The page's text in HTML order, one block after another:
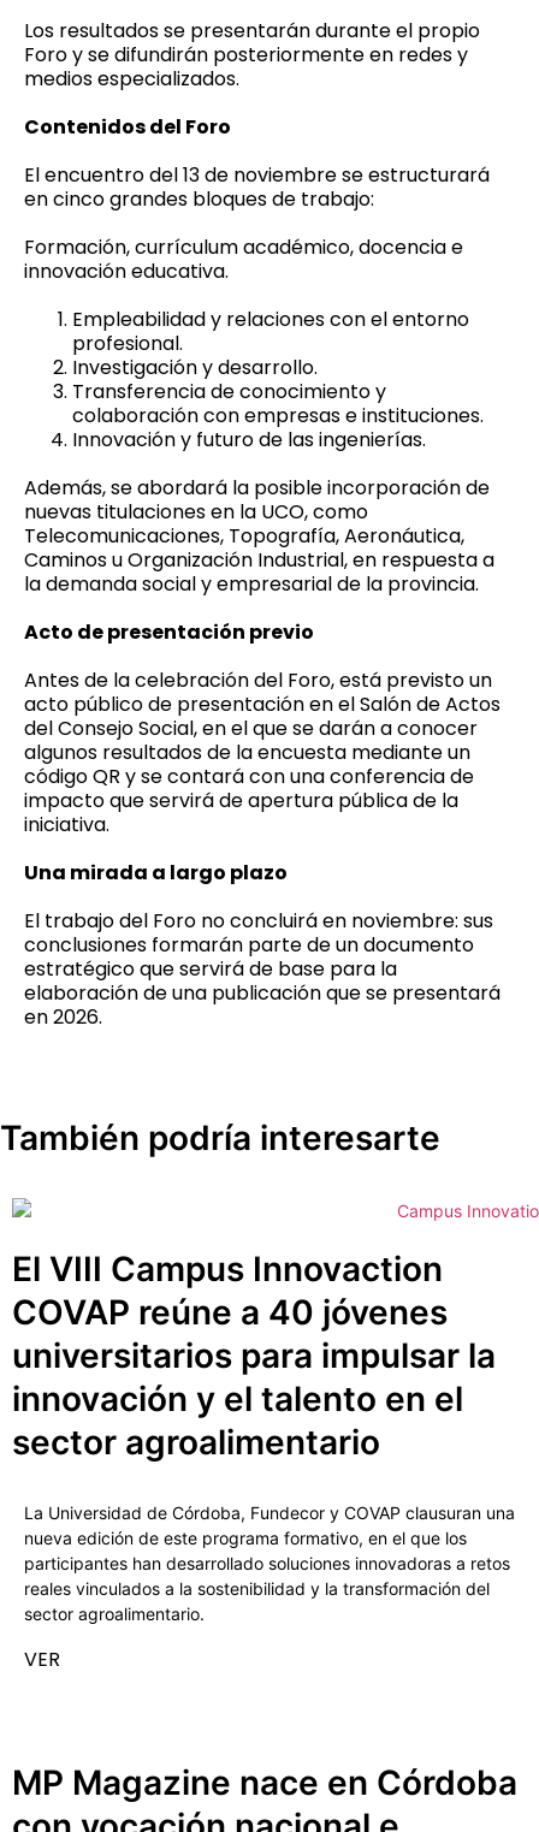
Los resultados se presentarán durante el propio
Foro y se difundirán posteriormente en redes y
medios especializados.
Contenidos del Foro
El encuentro del 13 de noviembre se estructurará
en cinco grandes bloques de trabajo:
Formación, currículum académico, docencia e
innovación educativa.
Empleabilidad y relaciones con el entorno
profesional.
Investigación y desarrollo.
Transferencia de conocimiento y
colaboración con empresas e instituciones.
Innovación y futuro de las ingenierías.
Además, se abordará la posible incorporación de
nuevas titulaciones en la UCO, como
Telecomunicaciones, Topografía, Aeronáutica,
Caminos u Organización Industrial, en respuesta a
la demanda social y empresarial de la provincia.
Acto de presentación previo
Antes de la celebración del Foro, está previsto un
acto público de presentación en el Salón de Actos
del Consejo Social, en el que se darán a conocer
algunos resultados de la encuesta mediante un
código QR y se contará con una conferencia de
impacto que servirá de apertura pública de la
iniciativa.
Una mirada a largo plazo
El trabajo del Foro no concluirá en noviembre: sus
conclusiones formarán parte de un documento
estratégico que servirá de base para la
elaboración de una publicación que se presentará
en 2026.
También podría interesarte
El VIII Campus Innovaction
COVAP reúne a 40 jóvenes
universitarios para impulsar la
innovación y el talento en el
sector agroalimentario
La Universidad de Córdoba, Fundecor y COVAP clausuran una
nueva edición de este programa formativo, en el que los
participantes han desarrollado soluciones innovadoras a retos
reales vinculados a la sostenibilidad y la transformación del
sector agroalimentario.
VER
MP Magazine nace en Córdoba